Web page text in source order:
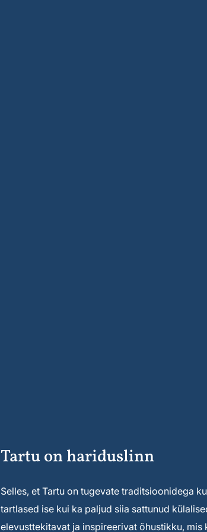
Tartu on hariduslinn
Selles, et Tartu on tugevate traditsioonidega
tartlased ise kui ka paljud siia sattunud
elevusttekitavat ja inspireerivat õhustikku,